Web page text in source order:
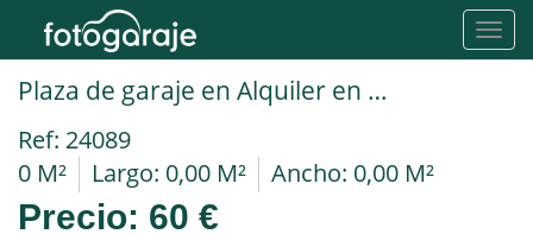
Plaza de garaje en Alquiler en Navalcarnero en Avda arroyo Juncal
Ref: 24089
0 M²
Largo: 0,00 M² Ancho: 0,00 M²
Precio: 60 €